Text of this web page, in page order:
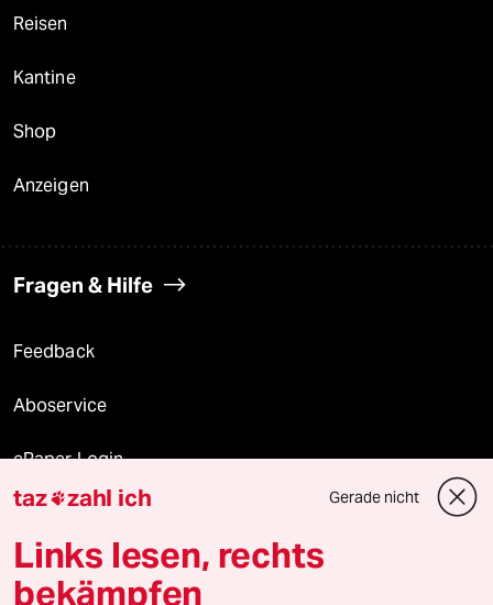
Reisen
Kantine
Shop
Anzeigen
Fragen & Hilfe
Feedback
Aboservice
ePaper Login
Downloads für Abonnierende
taz zahl ich Gerade nicht
Links lesen, rechts
bekämpfen